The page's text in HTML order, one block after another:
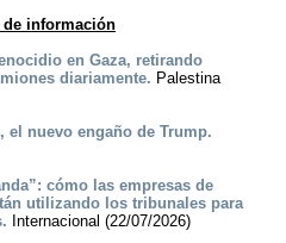
información
en Gaza, retirando
diariamente. Palestina
nuevo engaño de Trump.
cómo las empresas de
utilizando los tribunales para
Internacional (22/07/2026)